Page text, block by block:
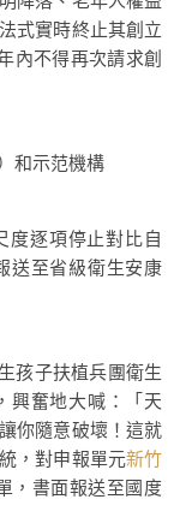
式實時終止其創立
內不得再次請求創
和示范機構
逐項停止對比自
送至省級衛生安康
子扶植兵團衛生
興奮地大喊：「天
你隨意破壞！這就
，對申報單元新竹
，書面報送至國度